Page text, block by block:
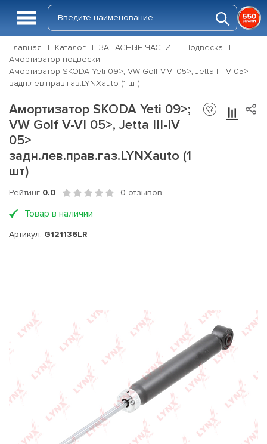
Главная Каталог ЗАПАСНЫЕ ЧАСТИ
Подвеска
Амортизатор подвески
Амортизатор SKODA Yeti 09>; VW Golf V-VI 05>, Jetta III-IV 05>
задн.лев.прав.газ.LYNXauto (1 шт)
Амортизатор SKODA Yeti 09>;
VW Golf V-VI 05>, Jetta III-IV
05>
задн.лев.прав.газ.LYNXauto (1
шт)
Рейтинг 0.0 0 отзывов
Товар в наличии
Артикул: G121136LR